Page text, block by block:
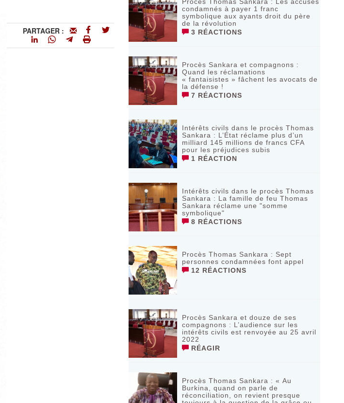
PARTAGER :
condamnés à payer 1 franc
symbolique aux ayants droit du père
de la révolution
3 RÉACTIONS
Procès Sankara et compagnons :
Quand les réclamations
« fantaisistes » fâchent les avocats de
la défense !
7 RÉACTIONS
Intérêts civils dans le procès Thomas
Sankara : L’État réclame plus d’un
milliard 145 millions de francs CFA
pour les préjudices subis
1 RÉACTION
Intérêts civils dans le procès Thomas
Sankara : La famille de feu Thomas
Sankara réclame une "somme
symbolique"
8 RÉACTIONS
Procès Thomas Sankara : Sept
personnes condamnées font appel
12 RÉACTIONS
Procès Sankara et douze de ses
compagnons : L’audience sur les
intérêts civils est renvoyée au 25 avril
2022
RÉAGIR
Procès Thomas Sankara : « Au
Burkina, quand on parle de
réconciliation, on revient presque